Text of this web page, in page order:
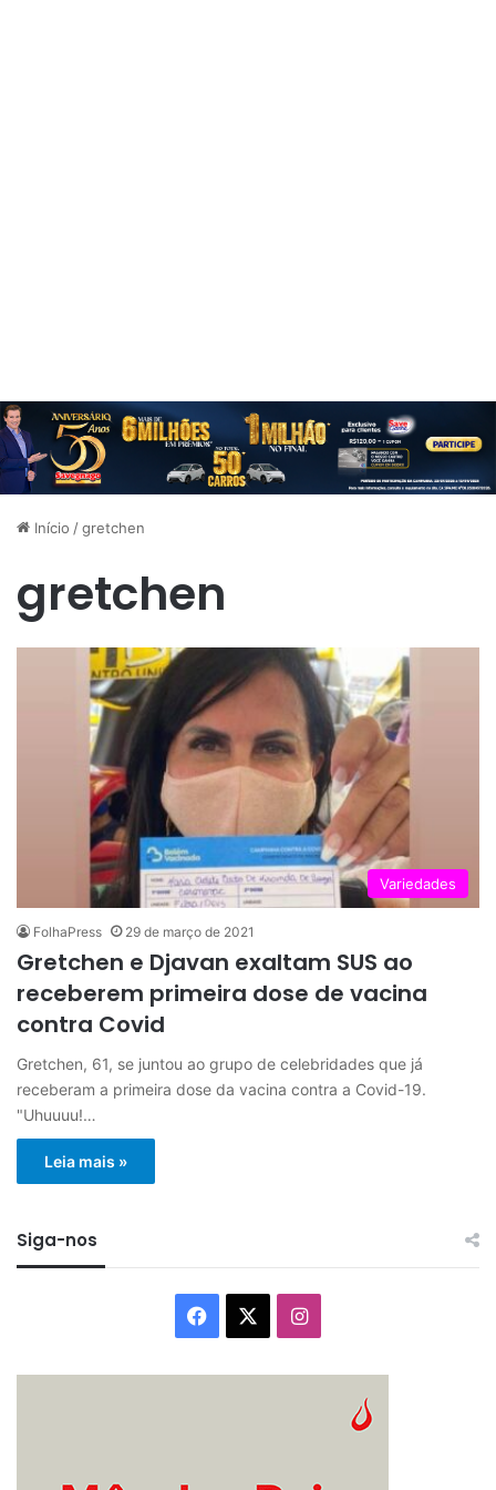
Início /gretchen
gretchen
Variedades
FolhaPress 29 de março de 2021
Gretchen e Djavan exaltam SUS ao
receberem primeira dose de vacina
contra Covid
Gretchen, 61, se juntou ao grupo de celebridades que já
receberam a primeira dose da vacina contra a Covid-19.
"Uhuuuu!…
Leia mais »
Siga-nos
Facebook Instagram